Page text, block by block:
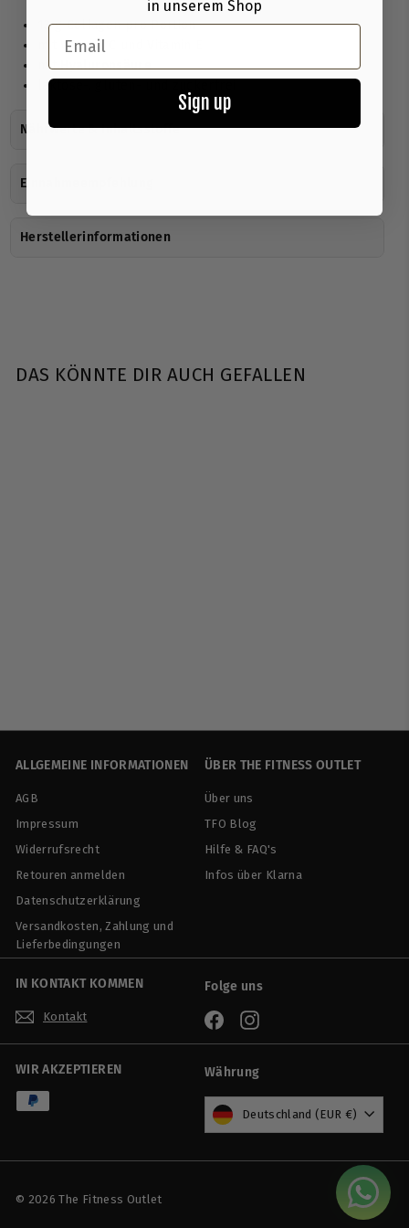
13 g Collagen pro Portion
mit Vitamin C und Vitamin E
mit Hyaluronsäure
laktose-, gluten- und zuckerfrei
Nährwerte & Inhaltsstoffe
Einnahmeempfehlung
Herstellerinformationen
DAS KÖNNTE DIR AUCH GEFALLEN
0
ALLGEMEINE INFORMATIONEN
AGB
Impressum
Widerrufsrecht
Retouren anmelden
Datenschutzerklärung
Versandkosten, Zahlung und
Lieferbedingungen
ÜBER THE FITNESS OUTLET
Über uns
TFO Blog
Hilfe & FAQ's
Infos über Klarna
IN KONTAKT KOMMEN
Kontakt
Folge uns
FacebookInstagram
WIR AKZEPTIEREN Währung
Deutschland (EUR €)
© 2026 The Fitness Outlet
in unserem Shop
Email
Sign up